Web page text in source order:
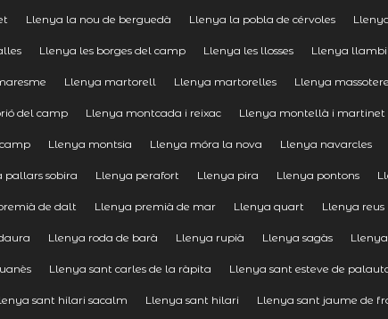
Llenya la nou de berguedà Llenya la pobla de cérvoles
Llenya les borges del camp Llenya les llosses Llenya
Llenya martorell Llenya martorelles Llenya
del camp Llenya montcada i reixac Llenya montellà i martinet
Llenya montsia Llenya móra la nova Llenya navarcles
pallars sobira Llenya perafort Llenya pira Llenya pontons
de dalt Llenya premià de mar Llenya quart Llenya reus
Llenya roda de barà Llenya rupià Llenya sagàs
Llenya sant carles de la ràpita Llenya sant esteve de
sant hilari sacalm Llenya sant hilari Llenya sant jaume de